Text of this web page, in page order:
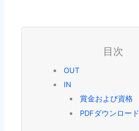
目次
OUT
IN
賞金および資格
PDFダウンロード